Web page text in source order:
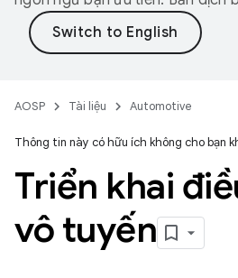
AOSP Tài liệu Automotive
Thông tin này có hữu ích không cho bạn
Triển khai
vô tuyến